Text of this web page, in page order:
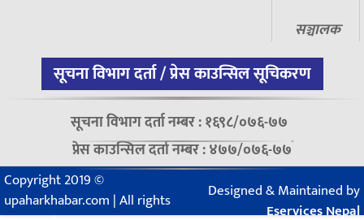
सञ्चालक
सूचना विभाग दर्ता / प्रेस काउन्सिल सूचिकरण
सूचना विभाग दर्ता नम्बर : १६९८/०७६-७७
प्रेस काउन्सिल दर्ता नम्बर : ४७७/०७६-७७
Copyright 2019 ©
upaharkhabar.com | All rights
Designed & Maintained by
Eservices Nepal